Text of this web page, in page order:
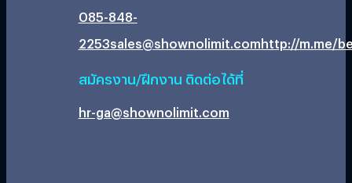
085-848-
2253sales@shownolimit.comhttp://m.me/
สมัครงาน/ฝึกงาน ติดต่อได้ที่
hr-ga@shownolimit.com